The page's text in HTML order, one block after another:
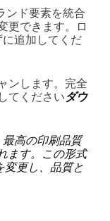
ンド要素を統合
更できます。ロ
追加してくだ
ンします。完全
てくださいダウ
高の印刷品質
ます。この形式
変更し、品質と